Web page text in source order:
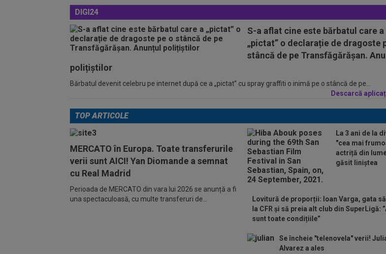
DIGI24
S-a aflat cine este bărbatul care a
„pictat” o declarație de dragoste
stâncă de pe Transfăgărășan.
polițiștilor
Bărbatul devenit celebru pe internet după ce a „pictat” cu spray graffiti o inimă pe o stâncă de pe...
Descarcă
TOP ARTICOLE
MERCATO în Europa. Toate transferurile
verii sunt AICI! Yan Diomande a semnat
cu Real Madrid
Perioada de MERCATO din vara lui 2026 se anunță a fi
una spectaculoasă, cu multe transferuri de...
La 3 ani de la
"cea mai
actriță din
găsit liniștea
Lovitură de proporții: Ioan Varga, gata
la CFR și să preia alt club din SuperLigă:
sunt toate condițiile”
Se încheie "telenovela" verii!
Alvarez a ales